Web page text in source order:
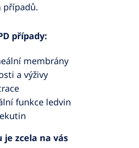
případů.
případy:
membrány
a výživy
funkce ledvin
zcela na vás